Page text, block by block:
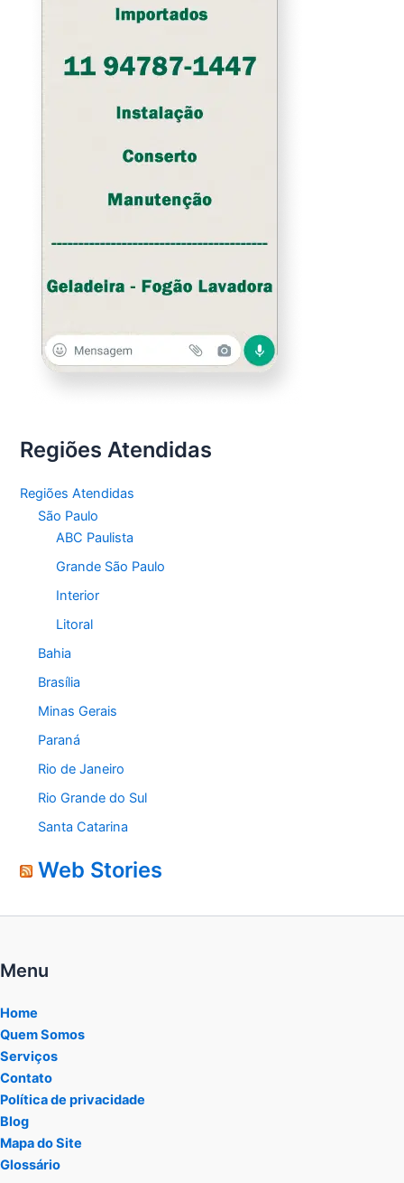
Regiões Atendidas
Regiões Atendidas
São Paulo
ABC Paulista
Grande São Paulo
Interior
Litoral
Bahia
Brasília
Minas Gerais
Paraná
Rio de Janeiro
Rio Grande do Sul
Santa Catarina
Web Stories
Menu
Home
Quem Somos
Serviços
Contato
Política de privacidade
Blog
Mapa do Site
Glossário